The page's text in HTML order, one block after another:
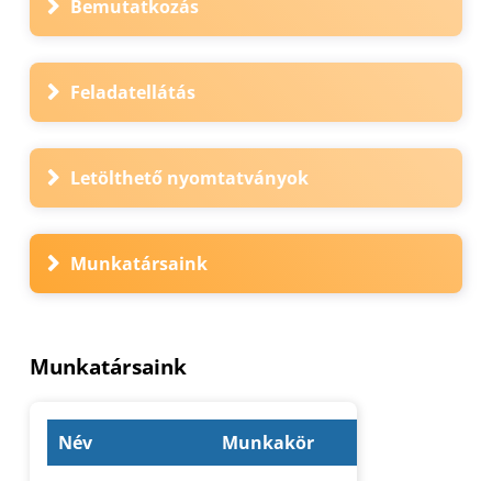
Bemutatkozás
Feladatellátás
Letölthető nyomtatványok
Munkatársaink
Munkatársaink
Név Munkakör